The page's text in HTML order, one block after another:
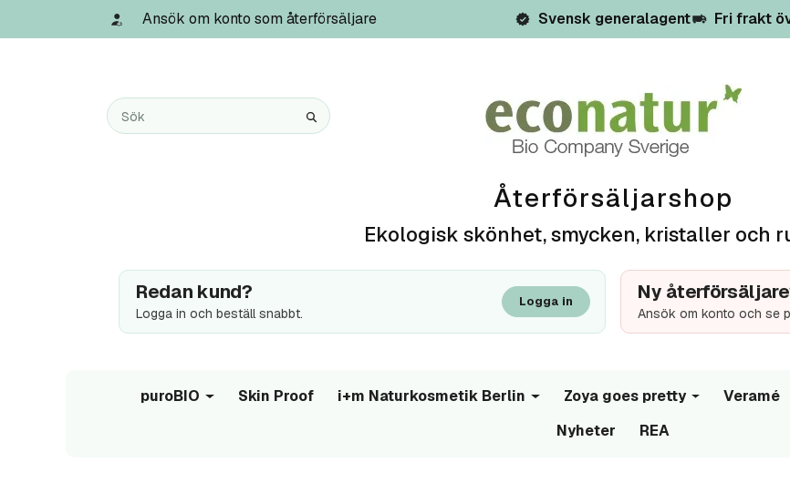
Ansök om konto som återförsäljare Svensk generalagent Fri frakt
Återförsäljarshop
Ekologisk skönhet, smycken, kristaller och
Redan kund?
Logga in och beställ snabbt.
Logga in Ny
Ansök om konto och se
puroBIO Skin Proof i+m Naturkosmetik Berlin Zoya goes pretty Veramé
Nyheter
REA